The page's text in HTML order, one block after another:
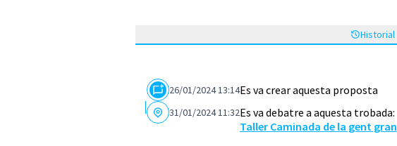
Historial
26/01/2024 13:14Es va crear aquesta proposta
31/01/2024 11:32Es va debatre a aquesta trobada:
Taller Caminada de la gent gran